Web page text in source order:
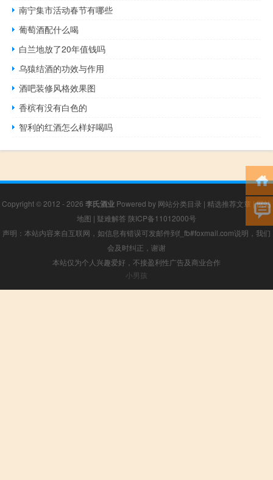
南宁集市活动春节有哪些
葡萄酒配什么喝
白兰地放了20年值钱吗
乌猿结酒的功效与作用
酒吧装修风格效果图
香槟有没有白色的
智利的红酒怎么样好喝吗
Copyright © 2012 - 2026 李氏酒业 Powered by 网站分类目录 | 精选推荐文章 |网站
地图 | 疑难解答 陕ICP备11012000号
声明：本站内容来自互联网，如信息有错误可发邮件到f_fb#foxmail.com说明，我们
会及时纠正，谢谢
本站仅为个人兴趣爱好，不接盈利性广告及商业合作
小男孩